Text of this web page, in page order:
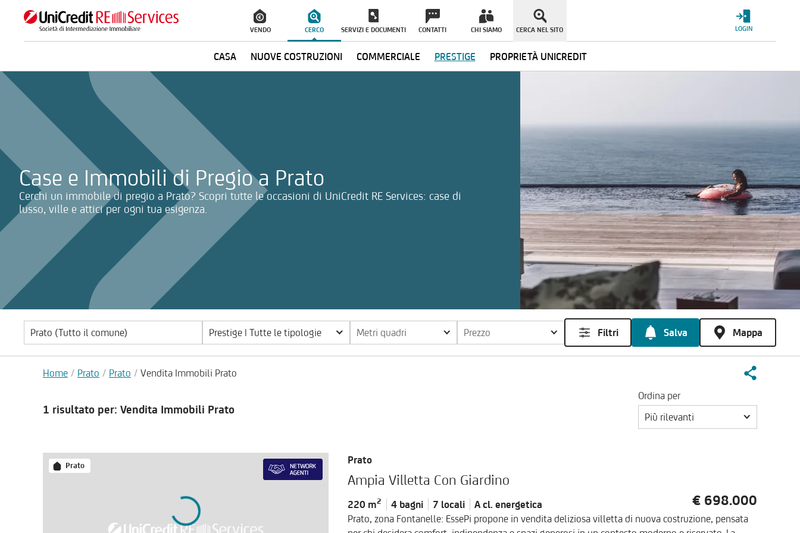
VENDO CERCO
CASA NUOVE COSTRUZIONI COMMERCIALE PRESTIGE PROPRIETÀ UNICREDIT
SERVIZI E DOCUMENTI CONTATTI CHI SIAMO CERCA NEL SITO LOGIN
Case e Immobili di Pregio a Prato
Cerchi un immobile di pregio a Prato? Scopri tutte le occasioni di UniCredit RE Services: case di
lusso, ville e attici per ogni tua esigenza.
La ricerca verrà inviata automaticamente alla selezione delle informazioni
Prestige | Tutte le tipologie Metri quadri Prezzo Filtri Salva Mappa
Home Prato Prato Vendita Immobili Prato
1 risultato per: Vendita Immobili Prato
Ordina per
Più rilevanti
Prato Prato
Ampia Villetta Con Giardino
220 m2 4 bagni 7 locali A cl. energetica € 698.000
Prato, zona Fontanelle: EssePi propone in vendita deliziosa villetta di nuova costruzione, pensata